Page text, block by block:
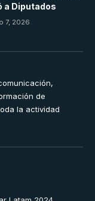
a Diputados
7, 2026
de
la actividad